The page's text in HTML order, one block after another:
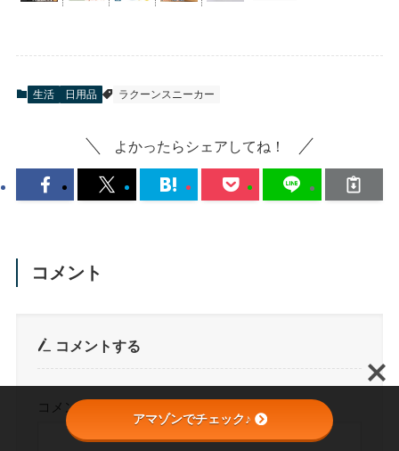
生活 日用品 ラクーンスニーカー
よかったらシェアしてね！
コメント
コメントする
コメント
アマゾンでチェック♪